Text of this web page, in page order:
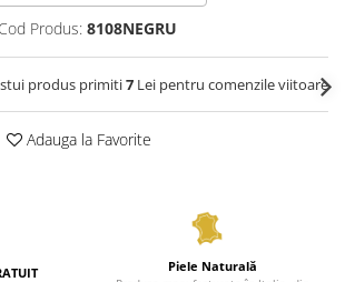
Cod Produs: 8108NEGRU
produs primiti7 Lei pentru comenzile viitoare
Adauga la Favorite
Piele Naturală